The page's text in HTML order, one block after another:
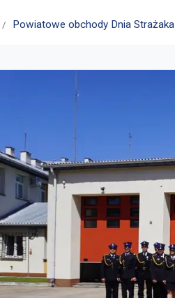
Powiatowe obchody Dnia Strażaka